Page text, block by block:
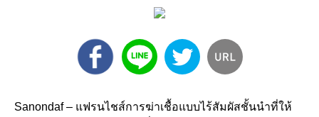
Sanondaf – แฟรนไชส์การฆ่าเชื้อแบบไร้สัมผัสชั้นนำที่ให้